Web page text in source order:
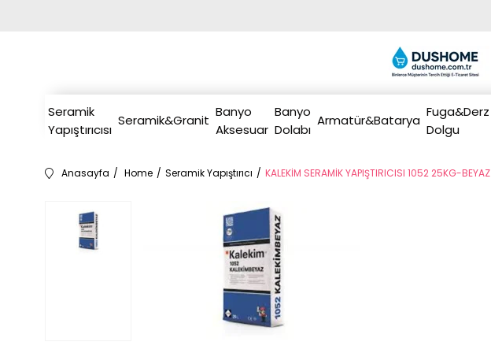
Seramik
Yapıştırıcısı
Seramik&Granit
Banyo
Aksesuar
Banyo
Dolabı
Armatür&Batarya
Fuga&Derz
Dolgu
Anasayfa Home Seramik Yapıştırıcı KALEKİM SERAMİK YAPIŞTIRICISI 1052 25KG-BEYAZ